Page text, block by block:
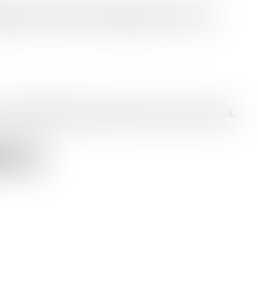
Nos forfaits d'intégration clé en main
les délais de livraison les plus courts du marché.